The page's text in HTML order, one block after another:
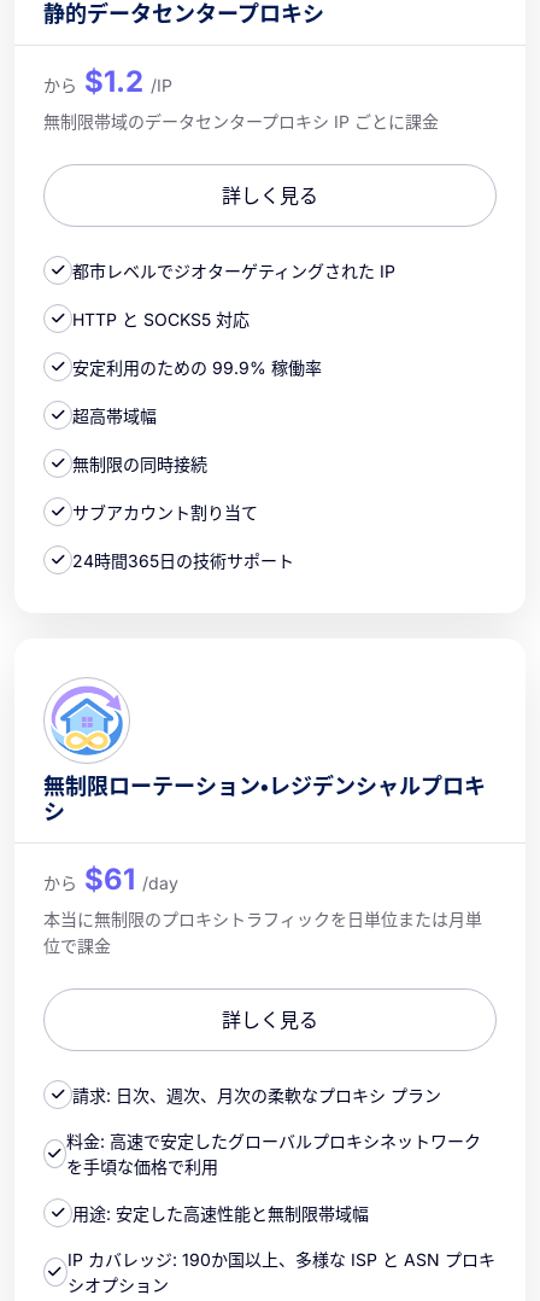
静的データセンタープロキシ
から $1.2 /IP
無制限帯域のデータセンタープロキシ IP ごとに課金
詳しく見る
都市レベルでジオターゲティングされた IP
HTTP と SOCKS5 対応
安定利用のための 99.9% 稼働率
超高帯域幅
無制限の同時接続
サブアカウント割り当て
24時間365日の技術サポート
無制限ローテーション・レジデンシャルプロキ
シ
から $61 /day
本当に無制限のプロキシトラフィックを日単位または月単
位で課金
詳しく見る
請求: 日次、週次、月次の柔軟なプロキシ プラン
料金: 高速で安定したグローバルプロキシネットワーク
を手頃な価格で利用
用途: 安定した高速性能と無制限帯域幅
IP カバレッジ: 190か国以上、多様な ISP と ASN プロキ
シオプション